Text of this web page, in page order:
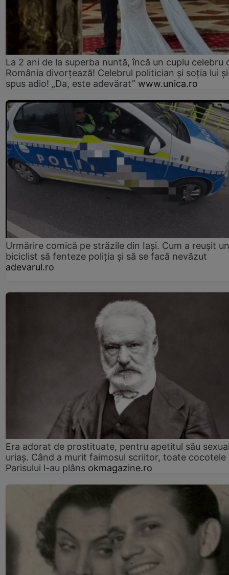
La 2 ani de la superba nuntă, încă un cuplu celebru
România divorțează! Celebrul politician și soția lui
spus adio! „Da, este adevărat” www.unica.ro
Urmărire comică pe străzile din Iași. Cum a reușit un
biciclist să fenteze poliția și să se facă nevăzut
adevarul.ro
Era adorat de prostituate, pentru apetitul său
uriaș. Când a murit faimosul scriitor, toate cocotele
Parisului l-au plâns okmagazine.ro